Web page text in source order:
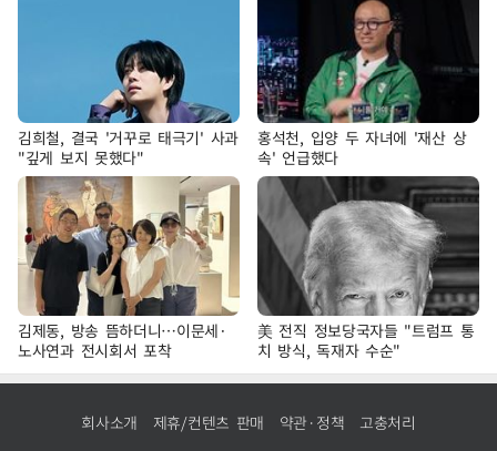
김희철, 결국 '거꾸로 태극기' 사과
"깊게 보지 못했다"
홍석천, 입양 두 자녀에 '재산 상
속' 언급했다
김제동, 방송 뜸하더니…이문세·
노사연과 전시회서 포착
美 전직 정보당국자들 "트럼프 통
치 방식, 독재자 수순"
회사소개 제휴/컨텐츠 판매 약관·정책 고충처리